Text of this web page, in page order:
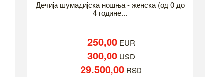
Дечија шумадијска ношња - женска (од 0 до
4 године...
250,00 EUR
300,00 USD
29.500,00 RSD